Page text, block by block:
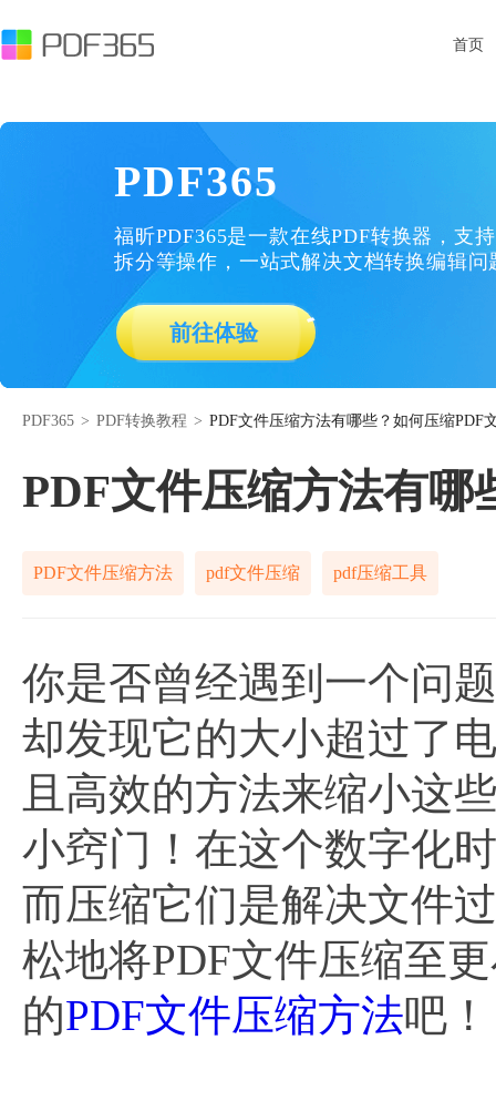
首页
PDF365
福昕PDF365是一款在线PDF转换器，支
拆分等操作，一站式解决文档转换编辑问
前往体验
PDF365 > PDF转换教程 > PDF文件压缩方法有哪些？如何压缩PDF
PDF文件压缩方法有哪
PDF文件压缩方法 pdf文件压缩 pdf压缩工具
你是否曾经遇到一个问
却发现它的大小超过了
且高效的方法来缩小这
小窍门！在这个数字化
而压缩它们是解决文件
松地将PDF文件压缩至
的PDF文件压缩方法吧！